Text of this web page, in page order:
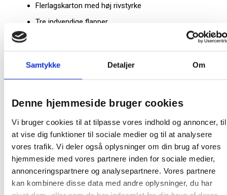
Samtykke Detaljer Om
Denne hjemmeside bruger cookies
Vi bruger cookies til at tilpasse vores indhold og annoncer, til
at vise dig funktioner til sociale medier og til at analysere
vores trafik. Vi deler også oplysninger om din brug af vores
hjemmeside med vores partnere inden for sociale medier,
annonceringspartnere og analysepartnere. Vores partnere
kan kombinere disse data med andre oplysninger, du har
Flerlagskarton med høj rivstyrke
Tre indvendige flapper
Trykt skrivefelt på forsiden
Egenskaber og funktioner
Kapacitet op til 200 ark
Høj modstandsdygtighed mod slid
Stabil lukning med elastikker
Overskuelig identifikation via skrivefelt
Forskelle i betegnelse